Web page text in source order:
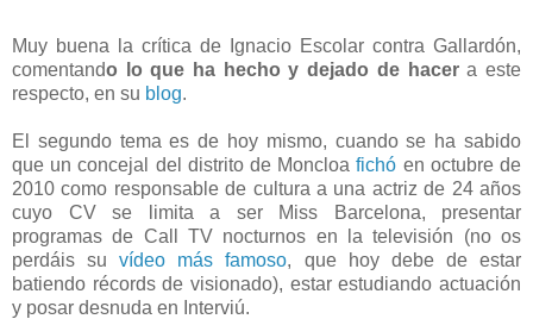
Muy buena la crítica de Ignacio Escolar contra Gallardón,
comentando lo que ha hecho y dejado de hacera este
respecto, en su blog.
El segundo tema es de hoy mismo, cuando se ha sabido
que un concejal del distrito de Moncloafichó en octubre de
2010 como responsable de cultura a una actriz de 24 años
cuyo CV se limita a ser Miss Barcelona, presentar
programas de Call TV nocturnos en la televisión (no os
perdáis suvídeo más famoso, que hoy debe de estar
batiendo récords de visionado), estar estudiando actuación
y posar desnuda en Interviú.